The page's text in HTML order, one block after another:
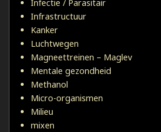
Infectie / Parasitair
Infrastructuur
Kanker
Luchtwegen
Magneettreinen – Maglev
Mentale gezondheid
Methanol
Micro-organismen
Milieu
mixen